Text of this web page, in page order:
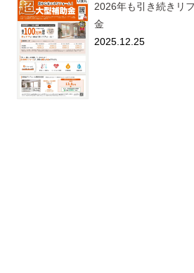
2026年も引き続きリ
金
2025.12.25